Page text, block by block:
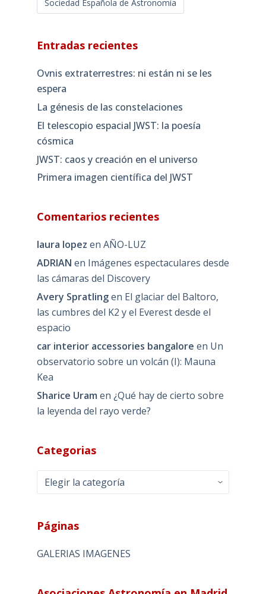
Sociedad Española de Astronomía
Entradas recientes
Ovnis extraterrestres: ni están ni se les
espera
La génesis de las constelaciones
El telescopio espacial JWST: la poesía
cósmica
JWST: caos y creación en el universo
Primera imagen científica del JWST
Comentarios recientes
laura lopez en AÑO-LUZ
ADRIAN en Imágenes espectaculares desde
las cámaras del Discovery
Avery Spratlingen El glaciar del Baltoro,
las cumbres del K2 y el Everest desde el
espacio
car interior accessories bangalore en Un
observatorio sobre un volcán (I): Mauna
Kea
Sharice Uram en ¿Qué hay de cierto sobre
la leyenda del rayo verde?
Categorias
Categorias
Páginas
GALERIAS IMAGENES